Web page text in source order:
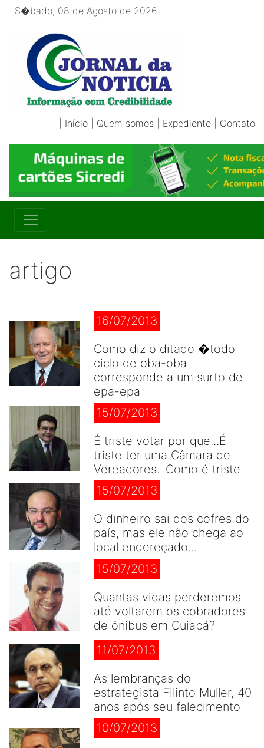
S�bado, 08 de Agosto de 2026
Início Quem somos Expediente Contato
artigo
16/07/2013
Como diz o ditado �todo
ciclo de oba-oba
corresponde a um surto de
epa-epa
15/07/2013
É triste votar por que...É
triste ter uma Câmara de
Vereadores...Como é triste
15/07/2013
O dinheiro sai dos cofres do
país, mas ele não chega ao
local endereçado...
15/07/2013
Quantas vidas perderemos
até voltarem os cobradores
de ônibus em Cuiabá?
11/07/2013
As lembranças do
estrategista Filinto Muller, 40
anos após seu falecimento
10/07/2013